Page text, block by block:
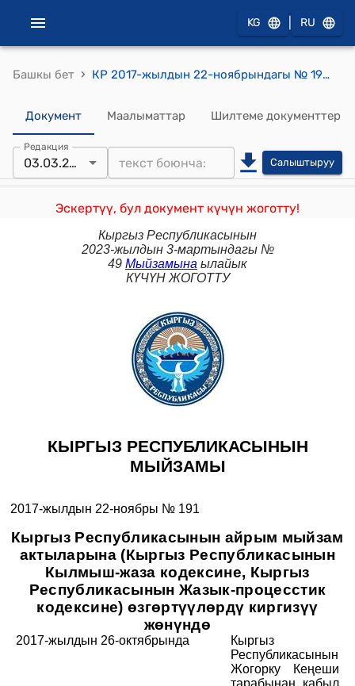
KG RU
Башкы бет › КР 2017-жылдын 22-ноябрындагы № 191 "Кыргыз Республикасынын айрым мыйзам актыларына (Кыргыз Республикасынын Кылмыш-жаза кодексине, Кыргыз Республикасынын Жазык-процесстик кодексине) өзгөртүүлөрдү киргизүү жөнүндө" Мыйзамы
Документ Маалыматтар Шилтеме документтер
Редакция
03.03.2023 Салыштыруу
Эскертүү, бул документ күчүн жоготту!